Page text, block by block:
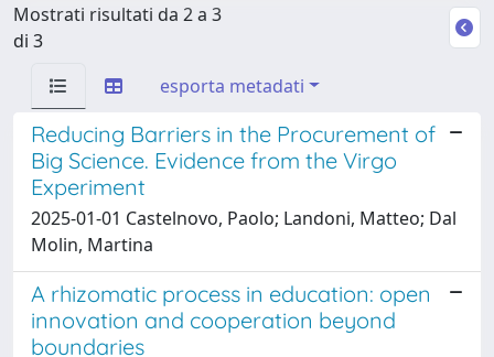
Mostrati risultati da 2 a 3
di 3
esporta metadati
Reducing Barriers in the Procurement of
Big Science. Evidence from the Virgo
Experiment
2025-01-01 Castelnovo, Paolo; Landoni, Matteo; Dal
Molin, Martina
A rhizomatic process in education: open
innovation and cooperation beyond
boundaries